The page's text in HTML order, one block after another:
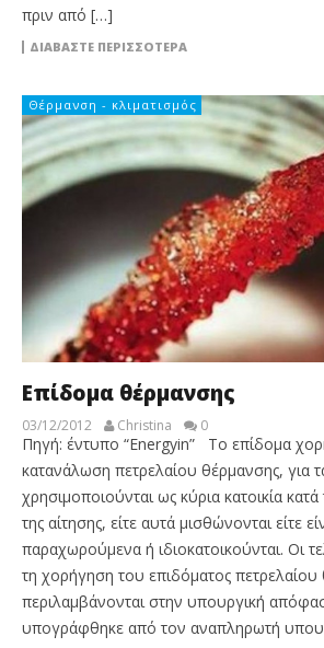
πριν από […]
ΔΙΑΒΆΣΤΕ ΠΕΡΙΣΣΌΤΕΡΑ
Θέρμανση - κλιματισμός
Επίδομα θέρμανσης
03/12/2012 Christina 0
Πηγή: έντυπο “Energyin” Tο επίδομα
κατανάλωση πετρελαίου θέρμανσης, για
χρησιμοποιούνται ως κύρια κατοικία
της αίτησης, είτε αυτά μισθώνονται είτε
παραχωρούμενα ή ιδιοκατοικούνται. Οι
τη χορήγηση του επιδόματος πετρελαίου
περιλαμβάνονται στην υπουργική
υπογράφθηκε από τον αναπληρωτή